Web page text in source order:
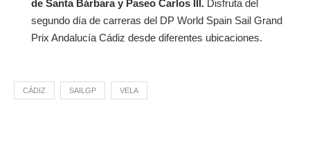
de Santa Bárbara y Paseo Carlos III. Disfruta del
segundo día de carreras del DP World Spain Sail Grand
Prix Andalucía Cádiz desde diferentes ubicaciones.
CÁDIZ SAILGP VELA